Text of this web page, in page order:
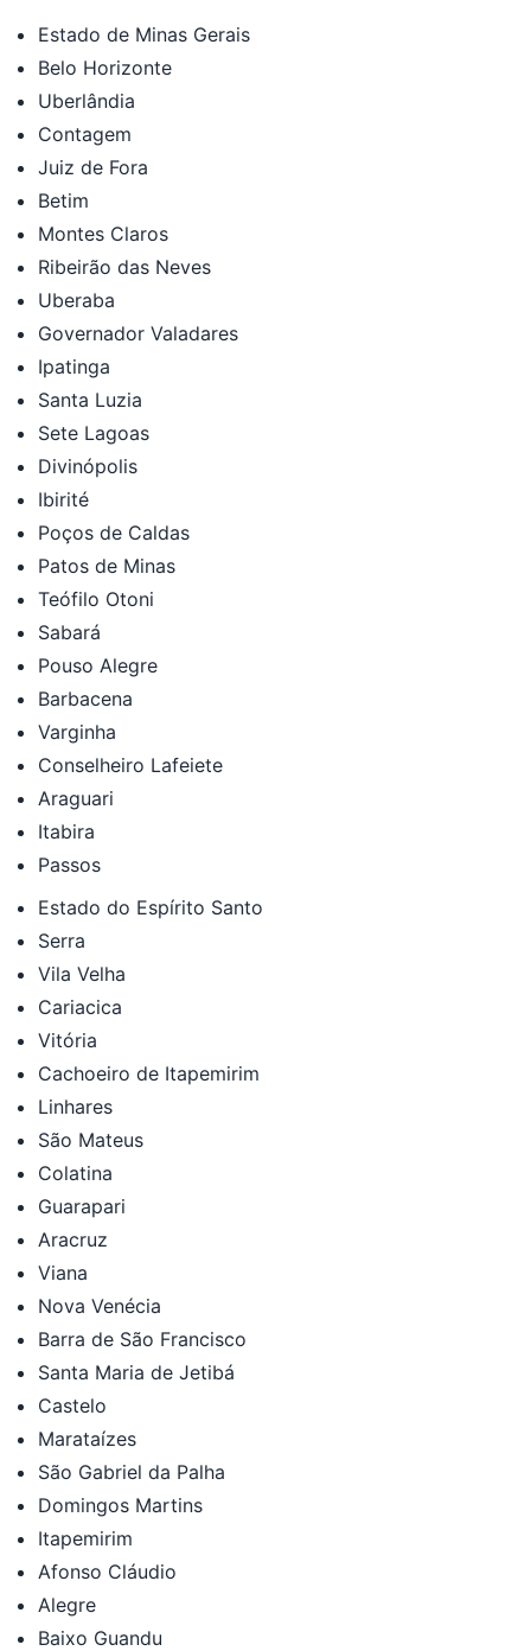
Estado de Minas Gerais
Belo Horizonte
Uberlândia
Contagem
Juiz de Fora
Betim
Montes Claros
Ribeirão das Neves
Uberaba
Governador Valadares
Ipatinga
Santa Luzia
Sete Lagoas
Divinópolis
Ibirité
Poços de Caldas
Patos de Minas
Teófilo Otoni
Sabará
Pouso Alegre
Barbacena
Varginha
Conselheiro Lafeiete
Araguari
Itabira
Passos
Estado do Espírito Santo
Serra
Vila Velha
Cariacica
Vitória
Cachoeiro de Itapemirim
Linhares
São Mateus
Colatina
Guarapari
Aracruz
Viana
Nova Venécia
Barra de São Francisco
Santa Maria de Jetibá
Castelo
Marataízes
São Gabriel da Palha
Domingos Martins
Itapemirim
Afonso Cláudio
Alegre
Baixo Guandu